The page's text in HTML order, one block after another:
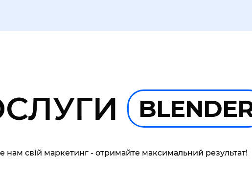
нам свій маркетинг - отримайте максимальний результат!